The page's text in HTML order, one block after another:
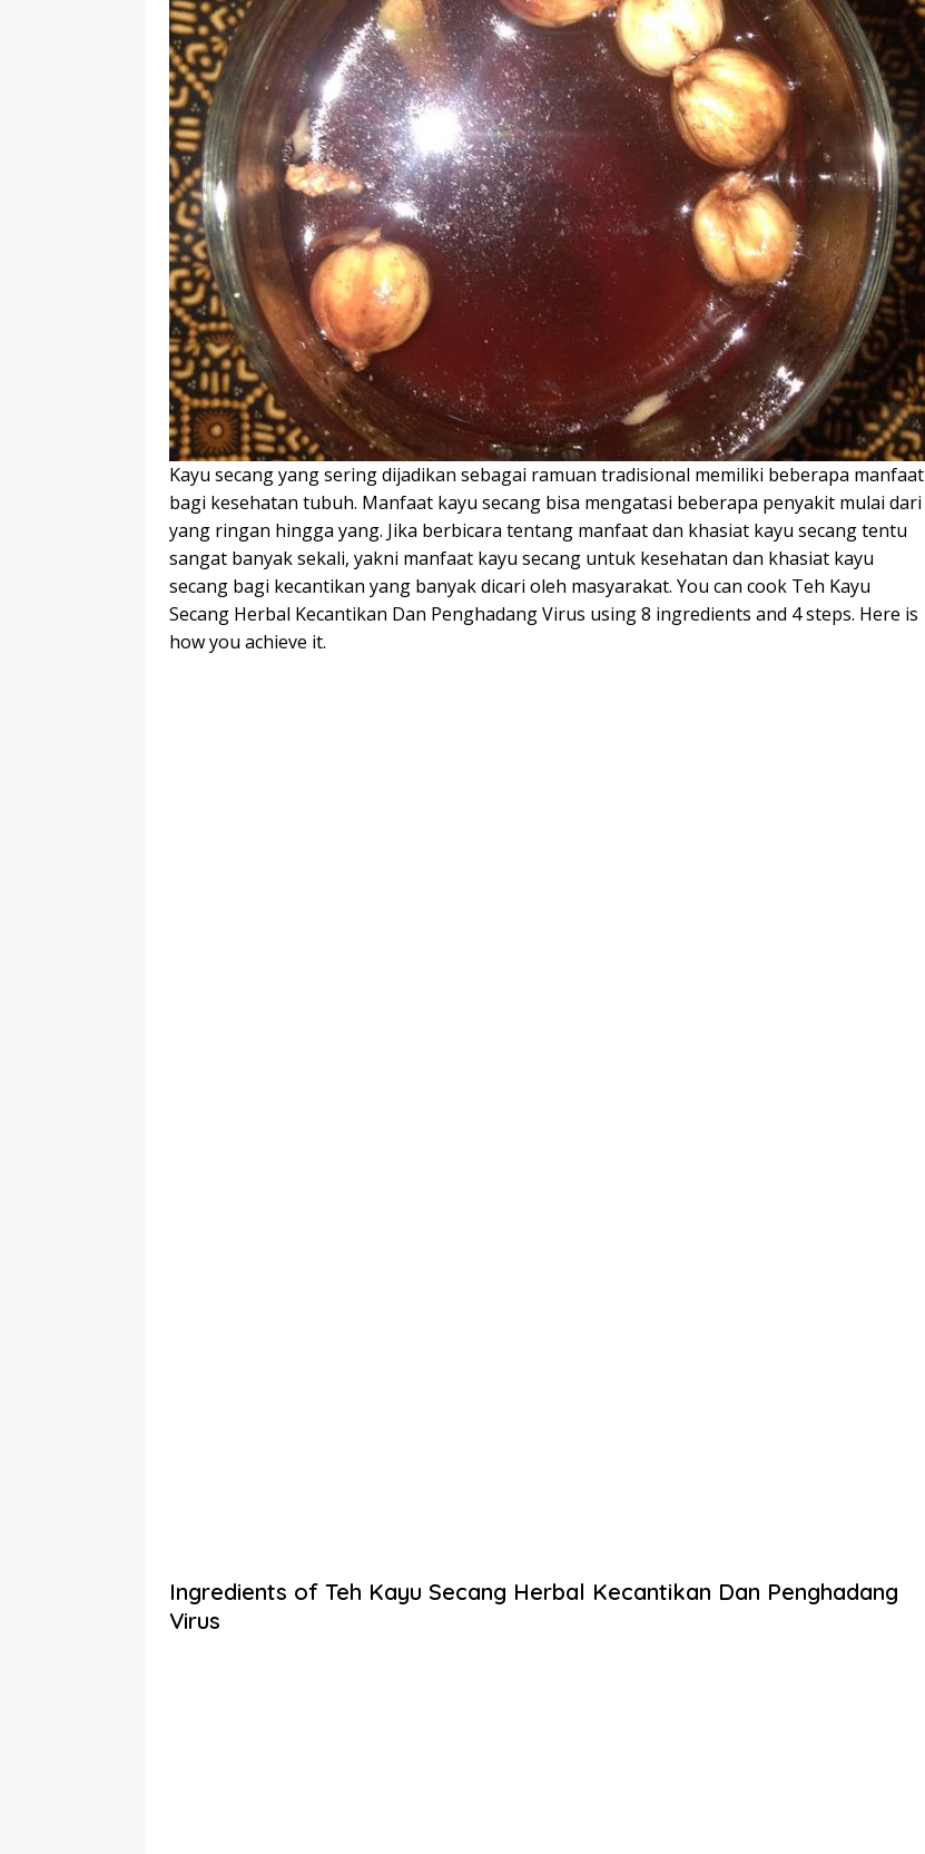
Kayu secang yang sering dijadikan sebagai ramuan tradisional memiliki beberapa manfaat
bagi kesehatan tubuh. Manfaat kayu secang bisa mengatasi beberapa penyakit mulai dari
yang ringan hingga yang. Jika berbicara tentang manfaat dan khasiat kayu secang tentu
sangat banyak sekali, yakni manfaat kayu secang untuk kesehatan dan khasiat kayu
secang bagi kecantikan yang banyak dicari oleh masyarakat. You can cook Teh Kayu
Secang Herbal Kecantikan Dan Penghadang Virus using 8 ingredients and 4 steps. Here is
how you achieve it.
Ingredients of Teh Kayu Secang Herbal Kecantikan Dan Penghadang
Virus